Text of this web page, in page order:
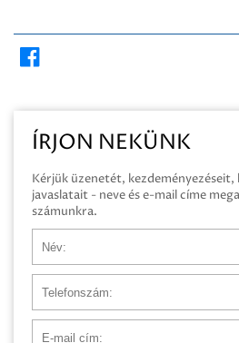
ÍRJON NEKÜNK
Kérjük üzenetét,
javaslatait - neve és e-mail címe
számunkra.